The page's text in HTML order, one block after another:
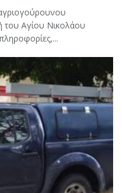
του Αγίου Νικολάου